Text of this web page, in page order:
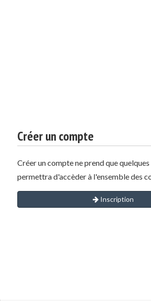
Créer un compte
Créer un compte ne prend que
permettra d'accèder à l'ensemble des
Inscription